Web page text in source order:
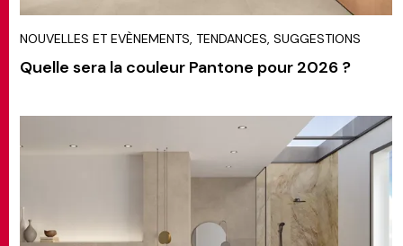
NOUVELLES ET EVÈNEMENTS, TENDANCES, SUGGESTIONS
Quelle sera la couleur Pantone pour 2026 ?